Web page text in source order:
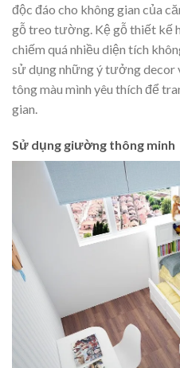
độc đáo cho không gian của
gỗ treo tường. Kệ gỗ thiết kế
chiếm quá nhiều diện tích
sử dụng những ý tưởng decor
tông màu mình yêu thích để
gian.
Sử dụng giường thông minh